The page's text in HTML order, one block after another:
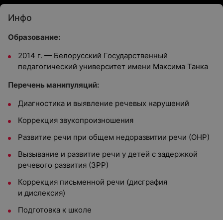
Инфо
Образование:
2014 г. — Белорусский Государственный
педагогический университет имени Максима Танка
Перечень манипуляций:
Диагностика и выявление речевых нарушений
Коррекция звукопроизношения
Развитие речи при общем недоразвитии речи (ОНР)
Вызывание и развитие речи у детей с задержкой
речевого развития (ЗРР)
Коррекция письменной речи (дисграфия
и дислексия)
Подготовка к школе